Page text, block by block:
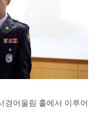
경어울림 홀에서 이루어